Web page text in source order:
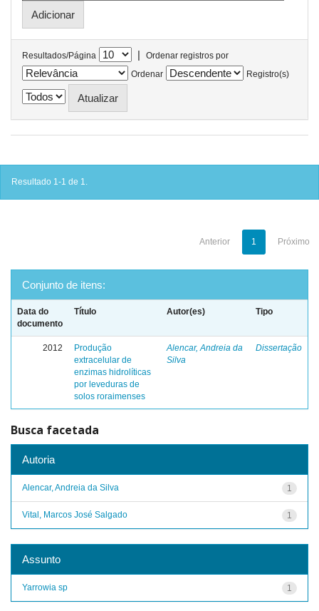
Resultados/Página |
Ordenar registros por
Ordenar
Registro(s)
Resultado 1-1 de 1.
Anterior 1 Próximo
Conjunto de itens:
Data do
documento
Título Autor(es) Tipo
2012
Produção
extracelular de
enzimas hidrolíticas
por leveduras de
solos roraimenses
Alencar, Andreia da
Silva
Dissertação
Busca facetada
Autoria
1
Alencar, Andreia da Silva
1
Vital, Marcos José Salgado
Assunto
1
Yarrowia sp